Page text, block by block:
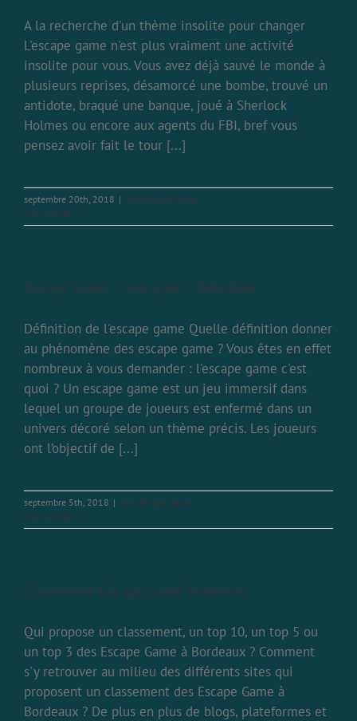
A la recherche d'un thème insolite pour changer
L'escape game n'est plus vraiment une activité
insolite pour vous. Vous avez déjà sauvé le monde à
plusieurs reprises, désamorcé une bombe, trouvé un
antidote, braqué une banque, joué à Sherlock
Holmes ou encore aux agents du FBI, bref vous
pensez avoir fait le tour [...]
septembre 20th, 2018 | Actu Escape Game
Lire la suite
Escape Game : c’est quoi – Définition
Définition de l'escape game Quelle définition donner
au phénomène des escape game ? Vous êtes en effet
nombreux à vous demander : l'escape game c'est
quoi ? Un escape game est un jeu immersif dans
lequel un groupe de joueurs est enfermé dans un
univers décoré selon un thème précis. Les joueurs
ont l’objectif de [...]
septembre 5th, 2018 | Actu Escape Game
Lire la suite
Classement Escape Game Bordeaux
Qui propose un classement, un top 10, un top 5 ou
un top 3 des Escape Game à Bordeaux ? Comment
s'y retrouver au milieu des différents sites qui
proposent un classement des Escape Game à
Bordeaux ? De plus en plus de blogs, plateformes et